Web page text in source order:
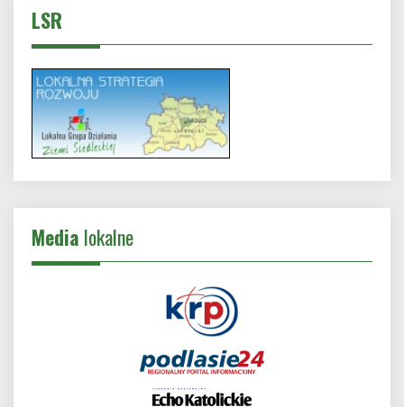
LSR
Media lokalne